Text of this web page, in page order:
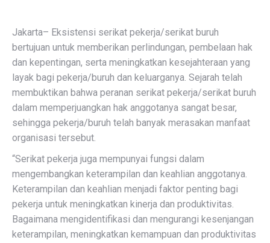
Jakarta– Eksistensi serikat pekerja/serikat buruh
bertujuan untuk memberikan perlindungan, pembelaan hak
dan kepentingan, serta meningkatkan kesejahteraan yang
layak bagi pekerja/buruh dan keluarganya. Sejarah telah
membuktikan bahwa peranan serikat pekerja/serikat buruh
dalam memperjuangkan hak anggotanya sangat besar,
sehingga pekerja/buruh telah banyak merasakan manfaat
organisasi tersebut.
“Serikat pekerja juga mempunyai fungsi dalam
mengembangkan keterampilan dan keahlian anggotanya.
Keterampilan dan keahlian menjadi faktor penting bagi
pekerja untuk meningkatkan kinerja dan produktivitas.
Bagaimana mengidentifikasi dan mengurangi kesenjangan
keterampilan, meningkatkan kemampuan dan produktivitas